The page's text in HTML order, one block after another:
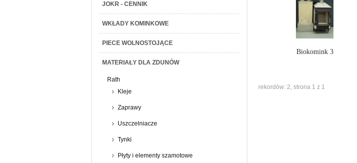
JOKR - CENNIK
WKŁADY KOMINKOWE
PIECE WOLNOSTOJĄCE
MATERIAŁY DLA ZDUNÓW
Rath
Kleje
Zaprawy
Uszczelniacze
Tynki
Płyty i elementy szamotowe
Biokomink 3
rekordów: 2, strona 1 z 1